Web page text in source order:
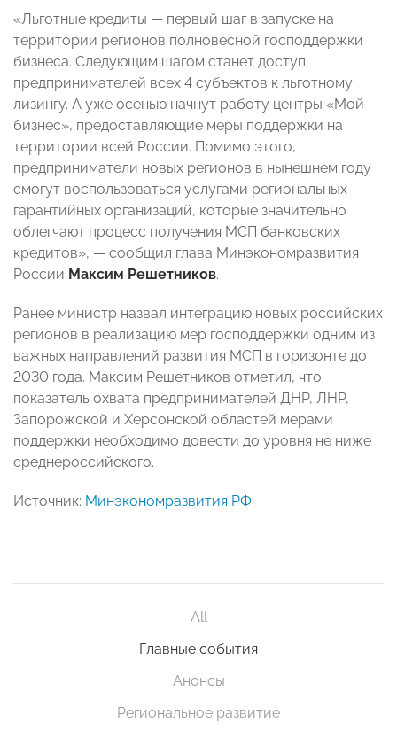
«Льготные кредиты — первый шаг в запуске на
территории регионов полновесной господдержки
бизнеса. Следующим шагом станет доступ
предпринимателей всех 4 субъектов к льготному
лизингу. А уже осенью начнут работу центры «Мой
бизнес», предоставляющие меры поддержки на
территории всей России. Помимо этого,
предприниматели новых регионов в нынешнем году
смогут воспользоваться услугами региональных
гарантийных организаций, которые значительно
облегчают процесс получения МСП банковских
кредитов», — сообщил глава Минэкономразвития
России Максим Решетников.
Ранее министр назвал интеграцию новых российских
регионов в реализацию мер господдержки одним из
важных направлений развития МСП в горизонте до
2030 года. Максим Решетников отметил, что
показатель охвата предпринимателей ДНР, ЛНР,
Запорожской и Херсонской областей мерами
поддержки необходимо довести до уровня не ниже
среднероссийского.
Источник: Минэкономразвития РФ
All
Главные события
Анонсы
Региональное развитие